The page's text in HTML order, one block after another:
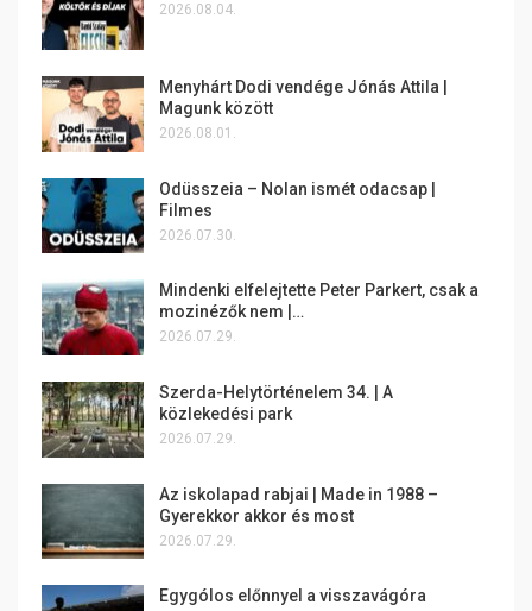
2026.08.04.
Menyhárt Dodi vendége Jónás Attila |
Magunk között
2026.08.01.
Odüsszeia – Nolan ismét odacsap |
Filmes
2026.07.30.
Mindenki elfelejtette Peter Parkert, csak a
mozinézők nem |…
2026.07.29.
Szerda-Helytörténelem 34. | A
közlekedési park
2026.07.29.
Az iskolapad rabjai | Made in 1988 –
Gyerekkor akkor és most
2026.07.29.
Egygólos előnnyel a visszavágóra